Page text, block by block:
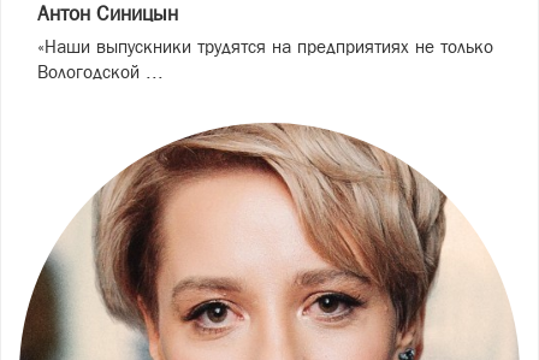
Антон Синицын
«Наши выпускники трудятся на предприятиях не только
Вологодской ...